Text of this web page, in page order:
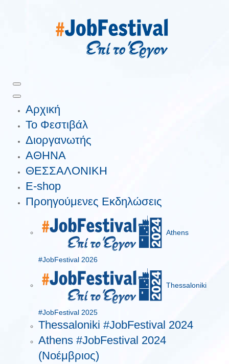
Αρχική
Το Φεστιβάλ
Διοργανωτής
ΑΘΗΝΑ
ΘΕΣΣΑΛΟΝΙΚΗ
E-shop
Προηγούμενες Εκδηλώσεις
Athens
#JobFestival 2026
Thessaloniki
#JobFestival 2025
Thessaloniki #JobFestival 2024
Athens #JobFestival 2024
(Νοέμβριος)